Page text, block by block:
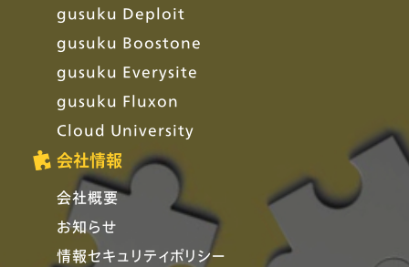
gusuku Deploit
gusuku Boostone
gusuku Everysite
gusuku Fluxon
Cloud University
会社情報
会社概要
お知らせ
情報セキュリティポリシー